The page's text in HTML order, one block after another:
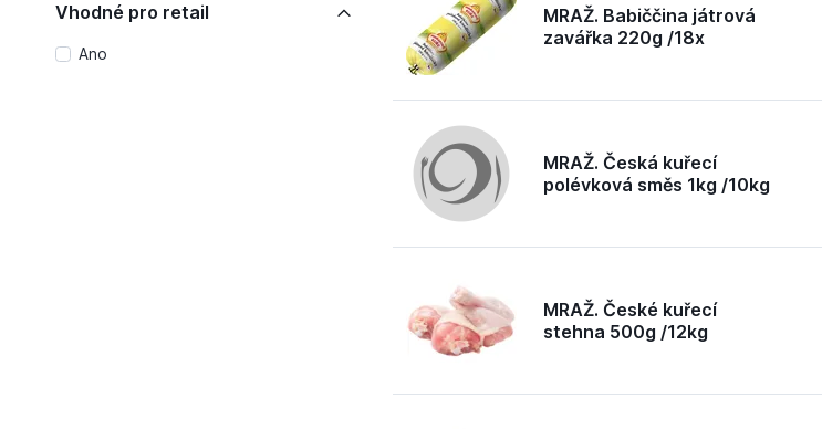
Vhodné pro retail
Ano
MRAŽ. Babiččina játrová
zavářka 220g /18x
MRAŽ. Česká kuřecí
polévková směs 1kg /10kg
MRAŽ. České kuřecí
stehna 500g /12kg